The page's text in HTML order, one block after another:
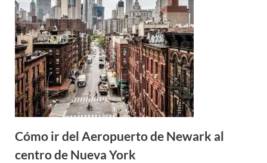
Cómo ir del Aeropuerto de Newark al
centro de Nueva York